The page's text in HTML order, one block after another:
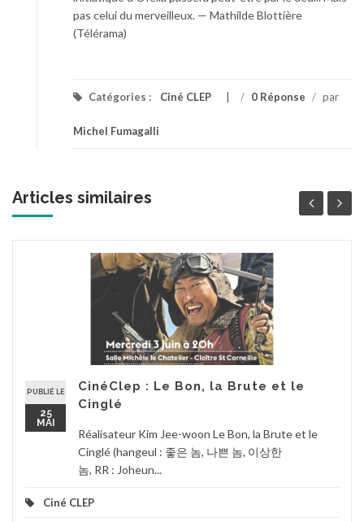
pas celui du merveilleux. — Mathilde Blottière
(Télérama)
Catégories : Ciné CLEP / 0 Réponse / par
Michel Fumagalli
Articles similaires
PUBLIÉ LE
25
MAI
CinéClep : Le Bon, la Brute et le
Cinglé
Réalisateur Kim Jee-woon Le Bon, la Brute et le
Cinglé (hangeul : 좋은 놈, 나쁜 놈, 이상한
놈, RR : Joheun...
Ciné CLEP